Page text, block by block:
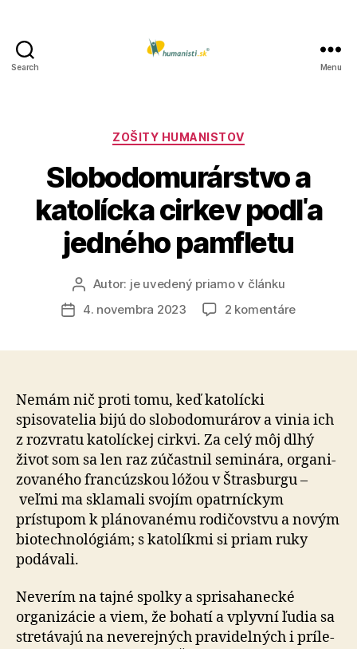
Search Menu
Kategórie
ZOŠITY HUMANISTOV
Slobodomurárstvo a
katolícka cirkev podľa
jedného pamfletu
Autor
článku
Autor: je uvedený priamo v článku
Dátum
4. novembra 2023 2 komentárena
jedného
pamfletu
Nemám nič proti tomu, keď katolícki
spisovatelia bijú do slo­bo­do­mu­rá­rov a vinia ich
z roz­vratu kato­líckej cirkvi. Za celý môj dlhý
život som sa len raz zúčastnil seminára, orga­ni­
zo­va­ného fran­cúz­skou lóžou v Štras­burgu –
veľmi ma sklamali svojím opatrníckym
prístupom k plá­no­va­nému rodičovstvu a novým
bio­tech­no­ló­giám; s ka­to­líkmi si priam ruky
podávali.
Neverím na tajné spolky a sprisahanecké
organizácie a viem, že bohatí a vplyvní ľudia sa
stretávajú na ne­ve­rej­ných pra­vi­del­ných i prí­le­